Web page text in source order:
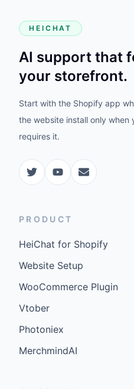
HEICHAT
AI support that
your storefront.
Start with the Shopify app
the website install only when
requires it.
PRODUCT
HeiChat for Shopify
Website Setup
WooCommerce Plugin
Vtober
Photoniex
MerchmindAI